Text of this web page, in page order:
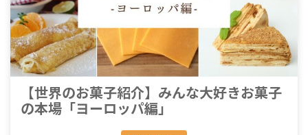
【世界のお菓子紹介】みんな大好きお菓子
の本場「ヨーロッパ編」